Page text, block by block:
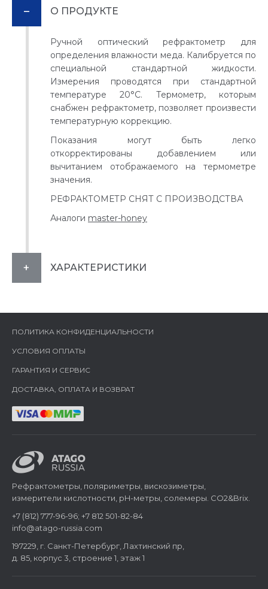
О ПРОДУКТЕ
Ручной оптический рефрактометр для
определения влажности меда. Калибруется по
специальной стандартной жидкости.
Измерения проводятся при стандартной
температуре 20°C. Термометр, которым
снабжен рефрактометр, позволяет произвести
температурную коррекцию.
Показания могут быть легко
откорректированы добавлением или
вычитанием отображаемого на термометре
значения.
РЕФРАКТОМЕТР СНЯТ С ПРОИЗВОДСТВА
Аналоги master-honey
ХАРАКТЕРИСТИКИ
ПОЛИТИКА КОНФИДЕНЦИАЛЬНОСТИ
УСЛОВИЯ ОПЛАТЫ
ГАРАНТИЯ И СЕРВИС
ДОСТАВКА, ОПЛАТА И ВОЗВРАТ
Рефрактометры, поляриметры, вискозиметры,
измерители кислотности, pH-метры, солемеры. CO2&Brix.
+7 (812) 777-96-96; +7 812 501-82-84
info@atago-russia.com
197229, г. Санкт-Петербург, Лахтинский пр,
д. 85, корпус 3, строение 1, этаж 1